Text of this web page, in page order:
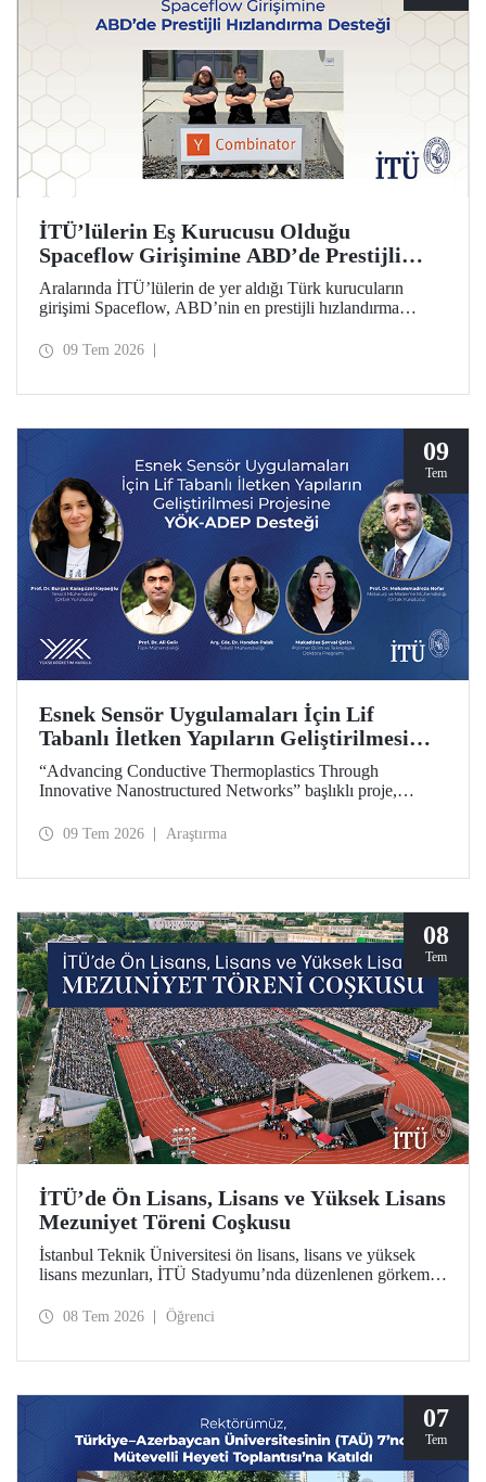
İTÜ’lülerin Eş Kurucusu Olduğu
Spaceflow Girişimine ABD’de Prestijli
Hızlandırma Desteği
Aralarında İTÜ’lülerin de yer aldığı Türk kurucuların
girişimi Spaceflow, ABD’nin en prestijli hızlandırma
yatırım turunda dünyanın önde gelen firmaların
09 Tem 2026
09
Tem
Esnek Sensör Uygulamaları İçin Lif
Tabanlı İletken Yapıların Geliştirilmesi
Projesine YÖK-ADEP Desteği
“Advancing Conductive Thermoplastics Through
Innovative Nanostructured Networks” başlıklı proje,
Araştırma Üniversiteleri Destek Programı (ADEP)
Malzeme Mühendisliği Bölümü öğretim üyesi Prof. Dr.
Mohammadreza Nofar yapıyor.
09 Tem 2026 Araştırma
08
Tem
İTÜ’de Ön Lisans, Lisans ve Yüksek Lisans
Mezuniyet Töreni Coşkusu
İstanbul Teknik Üniversitesi ön lisans, lisans ve yüksek
lisans mezunları, İTÜ Stadyumu’nda düzenlenen görkemli
08 Tem 2026 Öğrenci
07
Tem